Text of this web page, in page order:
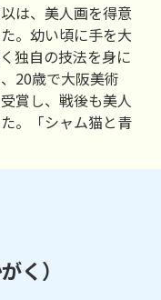
は、美人画を得意
。幼い頃に手を大
独自の技法を身に
20歳で大阪美術
賞し、戦後も美人
。「シャム猫と青
く）